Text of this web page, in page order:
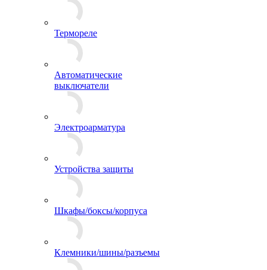
Термореле
Автоматические
выключатели
Электроарматура
Устройства защиты
Шкафы/боксы/корпуса
Клемники/шины/разъемы